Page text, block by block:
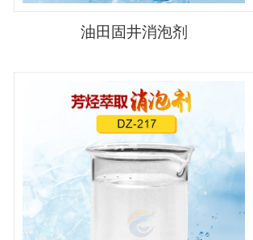
油田固井消泡剂